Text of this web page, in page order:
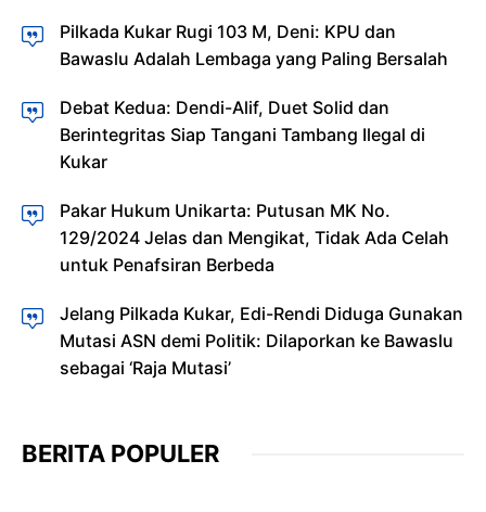
Pilkada Kukar Rugi 103 M, Deni: KPU dan
Bawaslu Adalah Lembaga yang Paling Bersalah
Debat Kedua: Dendi-Alif, Duet Solid dan
Berintegritas Siap Tangani Tambang Ilegal di
Kukar
Pakar Hukum Unikarta: Putusan MK No.
129/2024 Jelas dan Mengikat, Tidak Ada Celah
untuk Penafsiran Berbeda
Jelang Pilkada Kukar, Edi-Rendi Diduga Gunakan
Mutasi ASN demi Politik: Dilaporkan ke Bawaslu
sebagai ‘Raja Mutasi’
BERITA POPULER